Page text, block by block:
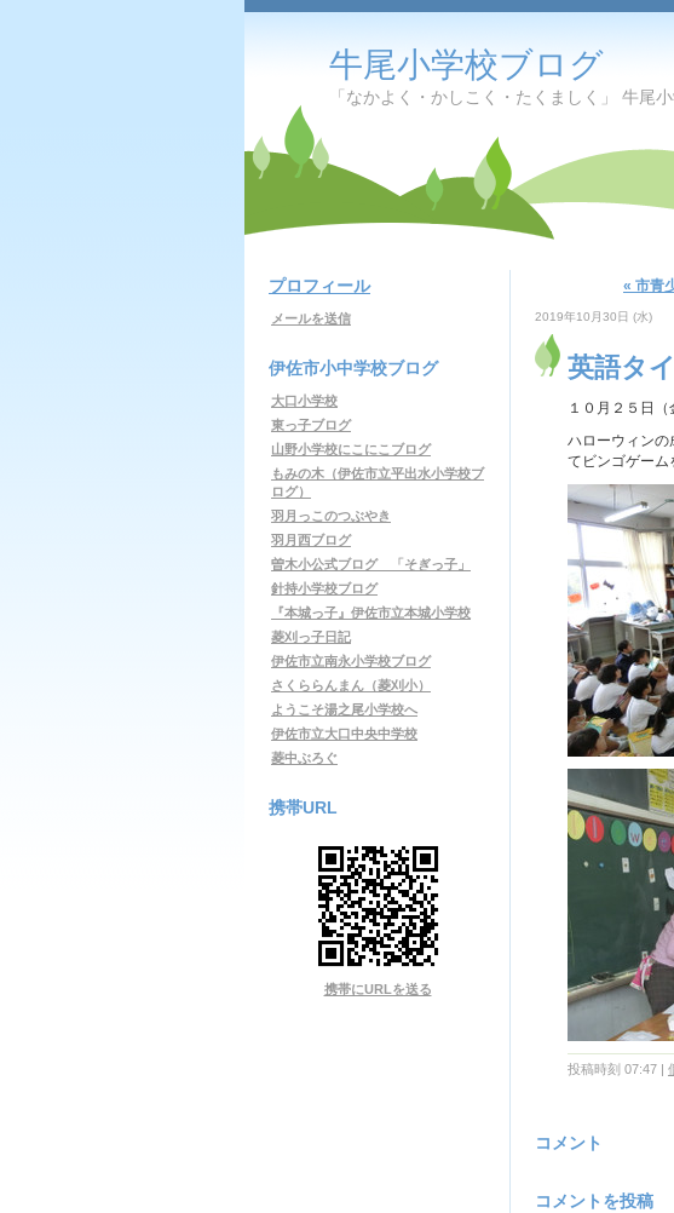
牛尾小学校ブログ
「なかよく・かしこく・たくましく」 牛尾
プロフィール
メールを送信
伊佐市小中学校ブログ
大口小学校
東っ子ブログ
山野小学校にこにこブログ
もみの木（伊佐市立平出水小学校ブ
ログ）
羽月っこのつぶやき
羽月西ブログ
曽木小公式ブログ 「そぎっ子」
針持小学校ブログ
『本城っ子』伊佐市立本城小学校
菱刈っ子日記
伊佐市立南永小学校ブログ
さくららんまん（菱刈小）
ようこそ湯之尾小学校へ
伊佐市立大口中央中学校
菱中ぶろぐ
携帯URL
携帯にURLを送る
« 市青
2019年10月30日 (水)
英語タ
１０月２５日
ハローウィンの
てビンゴゲーム
投稿時刻 07:47 |
コメント
コメントを投稿